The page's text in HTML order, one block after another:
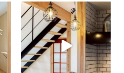
tomohouseinc
2月 28